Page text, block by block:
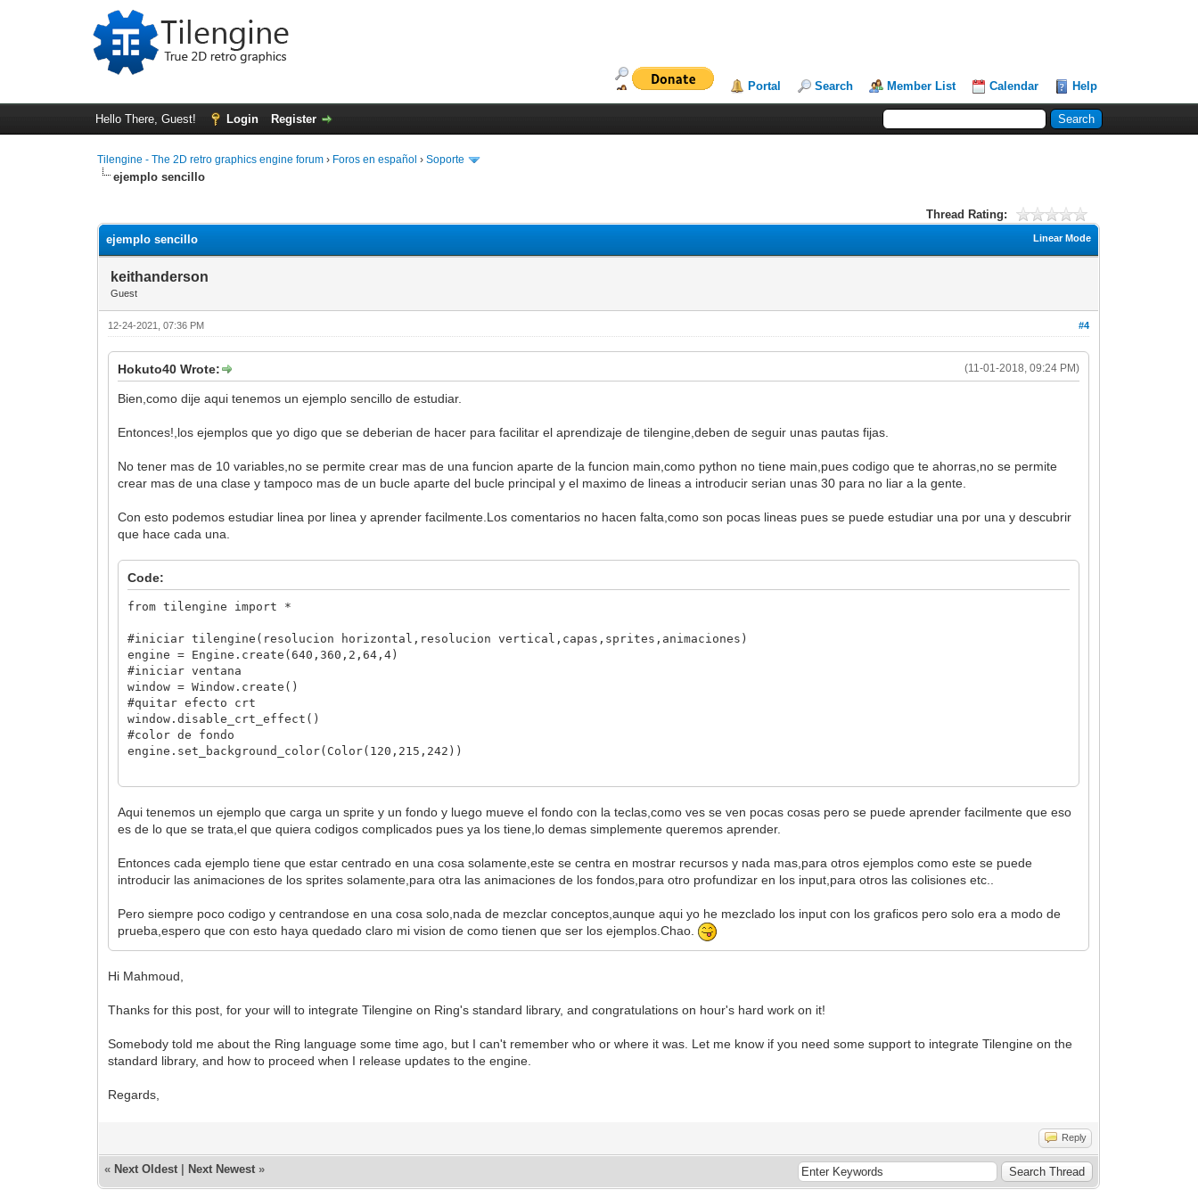
Portal Search Member List Calendar Help
Hello There, Guest! Login Register
Tilengine - The 2D retro graphics engine forum › Foros en español ›Soporte
ejemplo sencillo
Thread Rating:
Linear Mode
ejemplo sencillo
keithanderson
Guest
#4
12-24-2021, 07:36 PM
(11-01-2018, 09:24 PM)
Hokuto40 Wrote:
Bien,como dije aqui tenemos un ejemplo sencillo de estudiar.
Entonces!,los ejemplos que yo digo que se deberian de hacer para facilitar el aprendizaje de tilengine,deben de seguir unas pautas fijas.
No tener mas de 10 variables,no se permite crear mas de una funcion aparte de la funcion main,como python no tiene main,pues codigo que te ahorras,no se permite
crear mas de una clase y tampoco mas de un bucle aparte del bucle principal y el maximo de lineas a introducir serian unas 30 para no liar a la gente.
Con esto podemos estudiar linea por linea y aprender facilmente.Los comentarios no hacen falta,como son pocas lineas pues se puede estudiar una por una y descubrir
que hace cada una.
Code:
from tilengine import *
#iniciar tilengine(resolucion horizontal,resolucion vertical,capas,sprites,animaciones)
engine = Engine.create(640,360,2,64,4)
#iniciar ventana
window = Window.create()
#quitar efecto crt
window.disable_crt_effect()
#color de fondo
engine.set_background_color(Color(120,215,242))
fondo = Tilemap.fromfile("layer_background.tmx")
#mostrar fondo en una capa
engine.layers[1].setup(fondo)
#cargamos los sprites
#mostramos el sprite
engine.sprites[0].setup(spriteset)
#bucle principal
#mover fondo con teclado
if window.get_input(Input.RIGHT):
engine.layers[0].set_position(mover_fondo,0)
engine.layers[1].set_position(mover_fondo/2,0)
mover_fondo += 2
engine.layers[1].set_position(mover_fondo/2,0)
mover_fondo -= 2
Aqui tenemos un ejemplo que carga un sprite y un fondo y luego mueve el fondo con la teclas,como ves se ven pocas cosas pero se puede aprender facilmente que eso
es de lo que se trata,el que quiera codigos complicados pues ya los tiene,lo demas simplemente queremos aprender.
Entonces cada ejemplo tiene que estar centrado en una cosa solamente,este se centra en mostrar recursos y nada mas,para otros ejemplos como este se puede
introducir las animaciones de los sprites solamente,para otra las animaciones de los fondos,para otro profundizar en los input,para otros las colisiones etc..
Pero siempre poco codigo y centrandose en una cosa solo,nada de mezclar conceptos,aunque aqui yo he mezclado los input con los graficos pero solo era a modo de
prueba,espero que con esto haya quedado claro mi vision de como tienen que ser los ejemplos.Chao.
Hi Mahmoud,
Thanks for this post, for your will to integrate Tilengine on Ring's standard library, and congratulations on hour's hard work on it!
Somebody told me about the Ring language some time ago, but I can't remember who or where it was. Let me know if you need some support to integrate Tilengine on the
standard library, and how to proceed when I release updates to the engine.
Regards,
Reply
« Next Oldest Next Newest »